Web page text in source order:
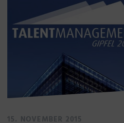
15. NOVEMBER 2015